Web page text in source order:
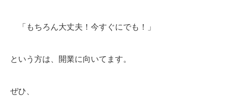
「もちろん大丈夫！今すぐにでも！」
という方は、開業に向いてます。
ぜひ、